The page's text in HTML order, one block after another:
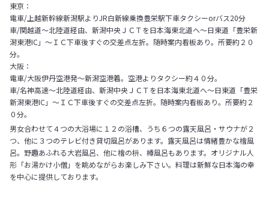
東京：
電車/上越新幹線新潟駅よりJR白新線乗換豊栄駅下車タクシーorバス20分
車/関越道～北陸道経由、新潟中央ＪＣＴを日本海東北道へ～日東道「豊栄新
潟東港IC」～ＩＣ下車後すぐの交差点左折。随時案内看板あり。所要約２０
分。
大阪：
電車/大阪伊丹空港発～新潟空港着。空港よりタクシー約４０分。
車/名神高速～北陸道経由、新潟中央ＪＣＴを日本海東北道へ～日東道「豊栄
新潟東港IC」～ＩＣ下車後すぐの交差点左折。随時案内看板あり。所要約２
０分。
男女合わせて４つの大浴場に１２の浴槽、うち６つの露天風呂・サウナが２
つ、他に３つのテレビ付き貸切風呂があります。露天風呂は情緒豊かな檜風
呂。野趣あふれる大岩風呂、他に檜の枡、樽風呂もあります。オリジナル人
形「お湯かけ小僧」を眺めながらお楽しみ下さい。料理は新鮮な日本海の幸
を中心に提供しております。